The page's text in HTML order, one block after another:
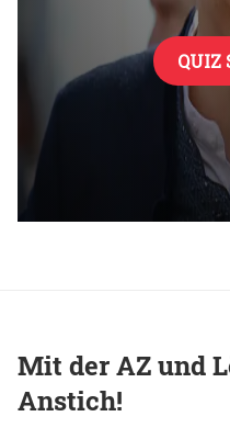
Mit der AZ und
Anstich!